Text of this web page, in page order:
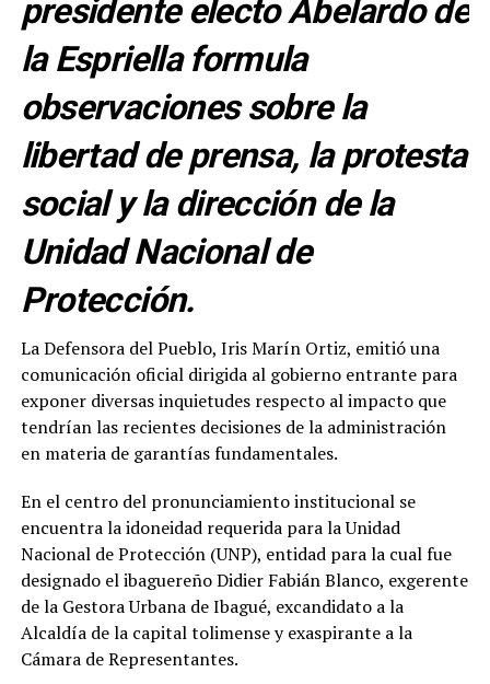
presidente electo Abelardo de
la Espriella formula
observaciones sobre la
libertad de prensa, la protesta
social y la dirección de la
Unidad Nacional de
Protección.
La Defensora del Pueblo, Iris Marín Ortiz, emitió una
comunicación oficial dirigida al gobierno entrante para
exponer diversas inquietudes respecto al impacto que
tendrían las recientes decisiones de la administración
en materia de garantías fundamentales.
En el centro del pronunciamiento institucional se
encuentra la idoneidad requerida para la Unidad
Nacional de Protección (UNP), entidad para la cual fue
designado el ibaguereño Didier Fabián Blanco, exgerente
de la Gestora Urbana de Ibagué, excandidato a la
Alcaldía de la capital tolimense y exaspirante a la
Cámara de Representantes.